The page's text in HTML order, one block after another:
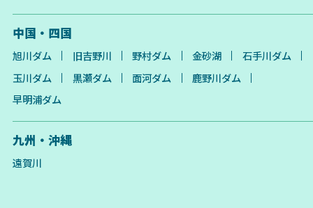
中国・四国
旭川ダム 旧吉野川 野村ダム 金砂湖
石手川ダム
玉川ダム
黒瀬ダム 面河ダム
鹿野川ダム
早明浦ダム
九州・沖縄
遠賀川